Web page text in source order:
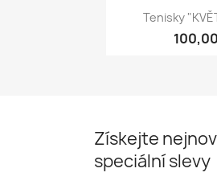

Tenisky
Získejte
speciální slevy